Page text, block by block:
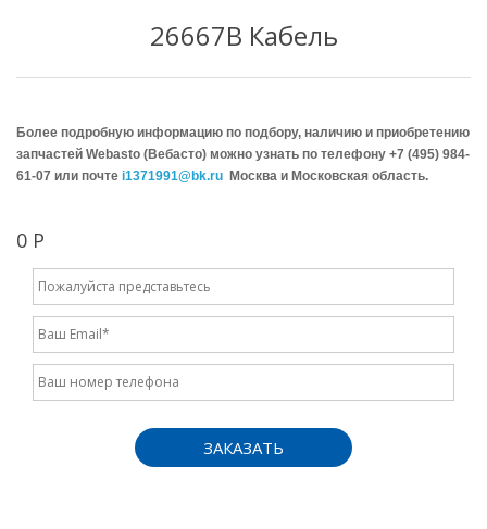
26667B Кабель
Более подробную информацию по подбору, наличию и приобретению
запчастей Webasto (Вебасто) можно узнать по телефону +7 (495) 984-
61-07 или почте i1371991@bk.ru Москва и Московская область.
0 Р
ЗАКАЗАТЬ